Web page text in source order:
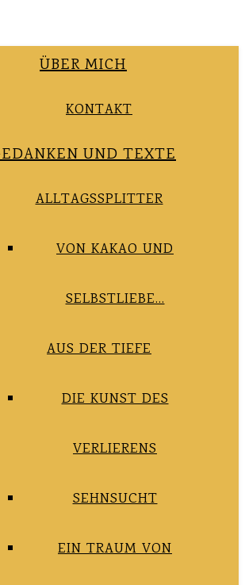
ÜBER MICH
KONTAKT
UND TEXTE
ALLTAGSSPLITTER
VON KAKAO UND
SELBSTLIEBE…
AUS DER TIEFE
DIE KUNST DES
VERLIERENS
SEHNSUCHT
EIN TRAUM VON